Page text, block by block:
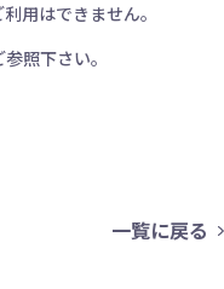
用はできません。
照下さい。
一覧に戻る